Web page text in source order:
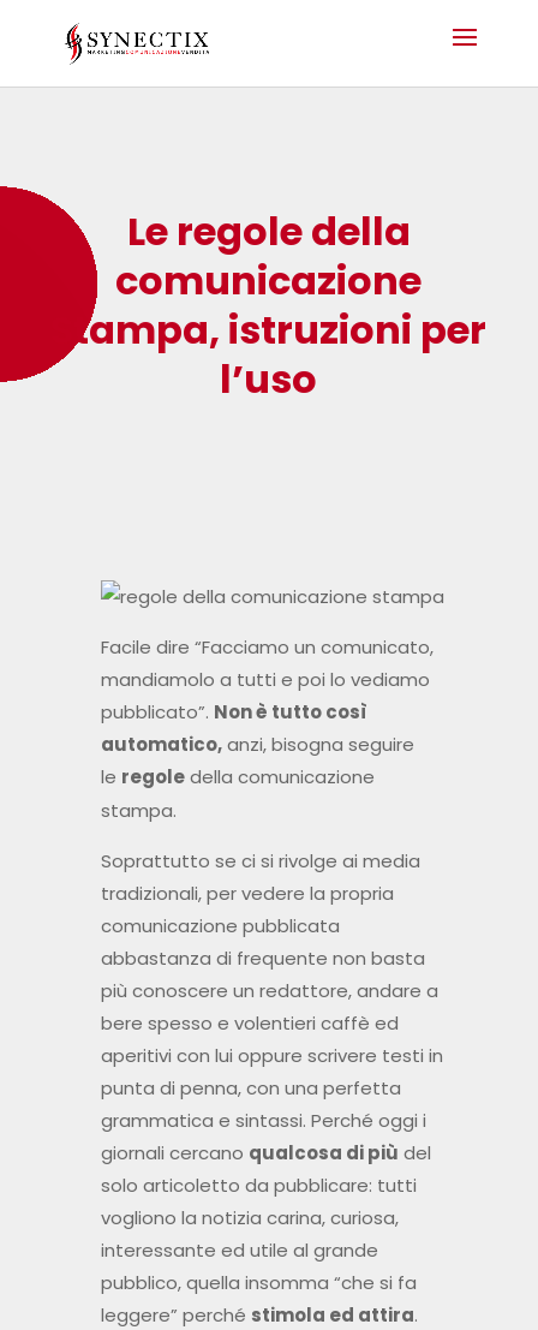
Le regole della
comunicazione
Stampa, istruzioni per
l’uso
Facile dire “Facciamo un comunicato,
mandiamolo a tutti e poi lo vediamo
pubblicato”. Non è tutto così
automatico,anzi, bisogna seguire
le regoledella comunicazione
stampa.
Soprattutto se ci si rivolge ai media
tradizionali, per vedere la propria
comunicazione pubblicata
abbastanza di frequente non basta
più conoscere un redattore, andare a
bere spesso e volentieri caffè ed
aperitivi con lui oppure scrivere testi in
punta di penna, con una perfetta
grammatica e sintassi. Perché oggi i
giornali cercano qualcosa di più del
solo articoletto da pubblicare: tutti
vogliono la notizia carina, curiosa,
interessante ed utile al grande
pubblico, quella insomma “che si fa
leggere” perché stimola ed attira.